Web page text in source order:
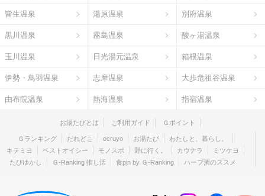
皆生温泉 湯原温泉 別府温泉
黒川温泉 霧島温泉 酸ヶ湯温泉
玉川温泉 日光湯元温泉 箱根温泉
伊勢・鳥羽温泉 志摩温泉 大歩危祖谷温泉
由布院温泉 熱海温泉 指宿温泉
お湯たびとは ご利用ガイド Ｇポイント
Ｇランキング だれどこ ocruyo お湯たび
わたしと、暮らし。
キテミヨ
ベストオイシー モノスポ 野に行く。 カウナラ
ミツケヨ
たびゆかし
Ｇ-Ranking 推し活 食pin by Ｇ-Ranking ハーブ酒のススメ